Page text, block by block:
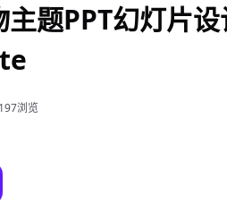
主题PPT幻灯片
197浏览